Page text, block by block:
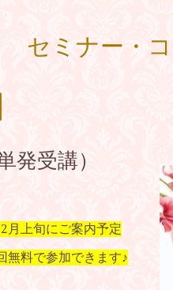
セミナー・
受講）
月上旬にご案内予定
無料で参加できます♪